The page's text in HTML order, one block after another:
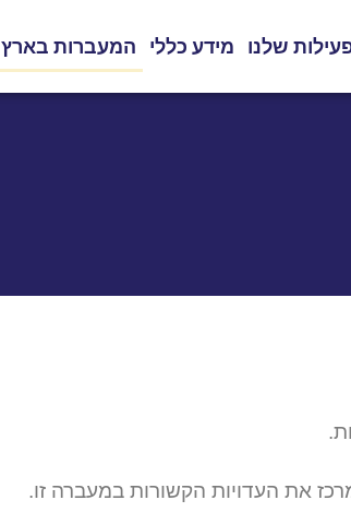
שלנו מידע כללי המעברות בארץ
את העדויות הקשורות במעברה זו.